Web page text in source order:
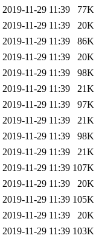
2019-11-29 11:39
77K
2019-11-29 11:39
20K
2019-11-29 11:39
86K
2019-11-29 11:39
20K
2019-11-29 11:39
98K
2019-11-29 11:39
21K
2019-11-29 11:39
97K
2019-11-29 11:39
21K
2019-11-29 11:39
98K
2019-11-29 11:39
21K
2019-11-29 11:39 107K
2019-11-29 11:39
20K
2019-11-29 11:39 105K
2019-11-29 11:39
20K
2019-11-29 11:39 103K